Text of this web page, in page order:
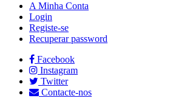
A Minha Conta
Login
Registe-se
Recuperar password
Facebook
Instagram
Twitter
Contacte-nos